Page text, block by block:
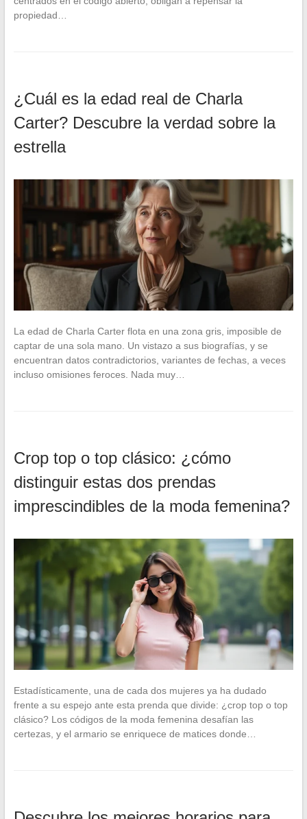
propiedad…
¿Cuál es la edad real de Charla
Carter? Descubre la verdad sobre la
estrella
La edad de Charla Carter flota en una zona gris, imposible de
captar de una sola mano. Un vistazo a sus biografías, y se
encuentran datos contradictorios, variantes de fechas, a veces
incluso omisiones feroces. Nada muy…
Crop top o top clásico: ¿cómo
distinguir estas dos prendas
imprescindibles de la moda femenina?
Estadísticamente, una de cada dos mujeres ya ha dudado
frente a su espejo ante esta prenda que divide: ¿crop top o top
clásico? Los códigos de la moda femenina desafían las
certezas, y el armario se enriquece de matices donde…